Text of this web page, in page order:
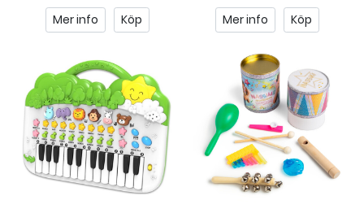
Mer info Köp
Mer info
Köp